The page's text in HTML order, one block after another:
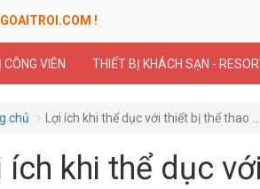
!
VIÊN THIẾT BỊ KHÁCH SẠN -
chủ Lợi ích khi thể dục với thiết bị thể thao ...
ích khi thể dục